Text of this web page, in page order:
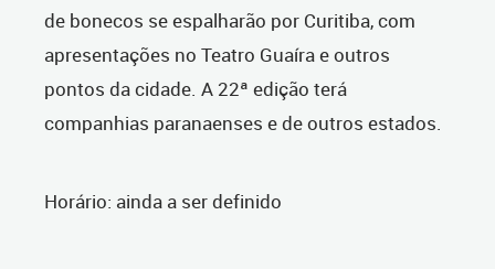
de bonecos se espalharão por Curitiba, com
apresentações no Teatro Guaíra e outros
pontos da cidade. A 22ª edição terá
companhias paranaenses e de outros estados.
Horário: ainda a ser definido